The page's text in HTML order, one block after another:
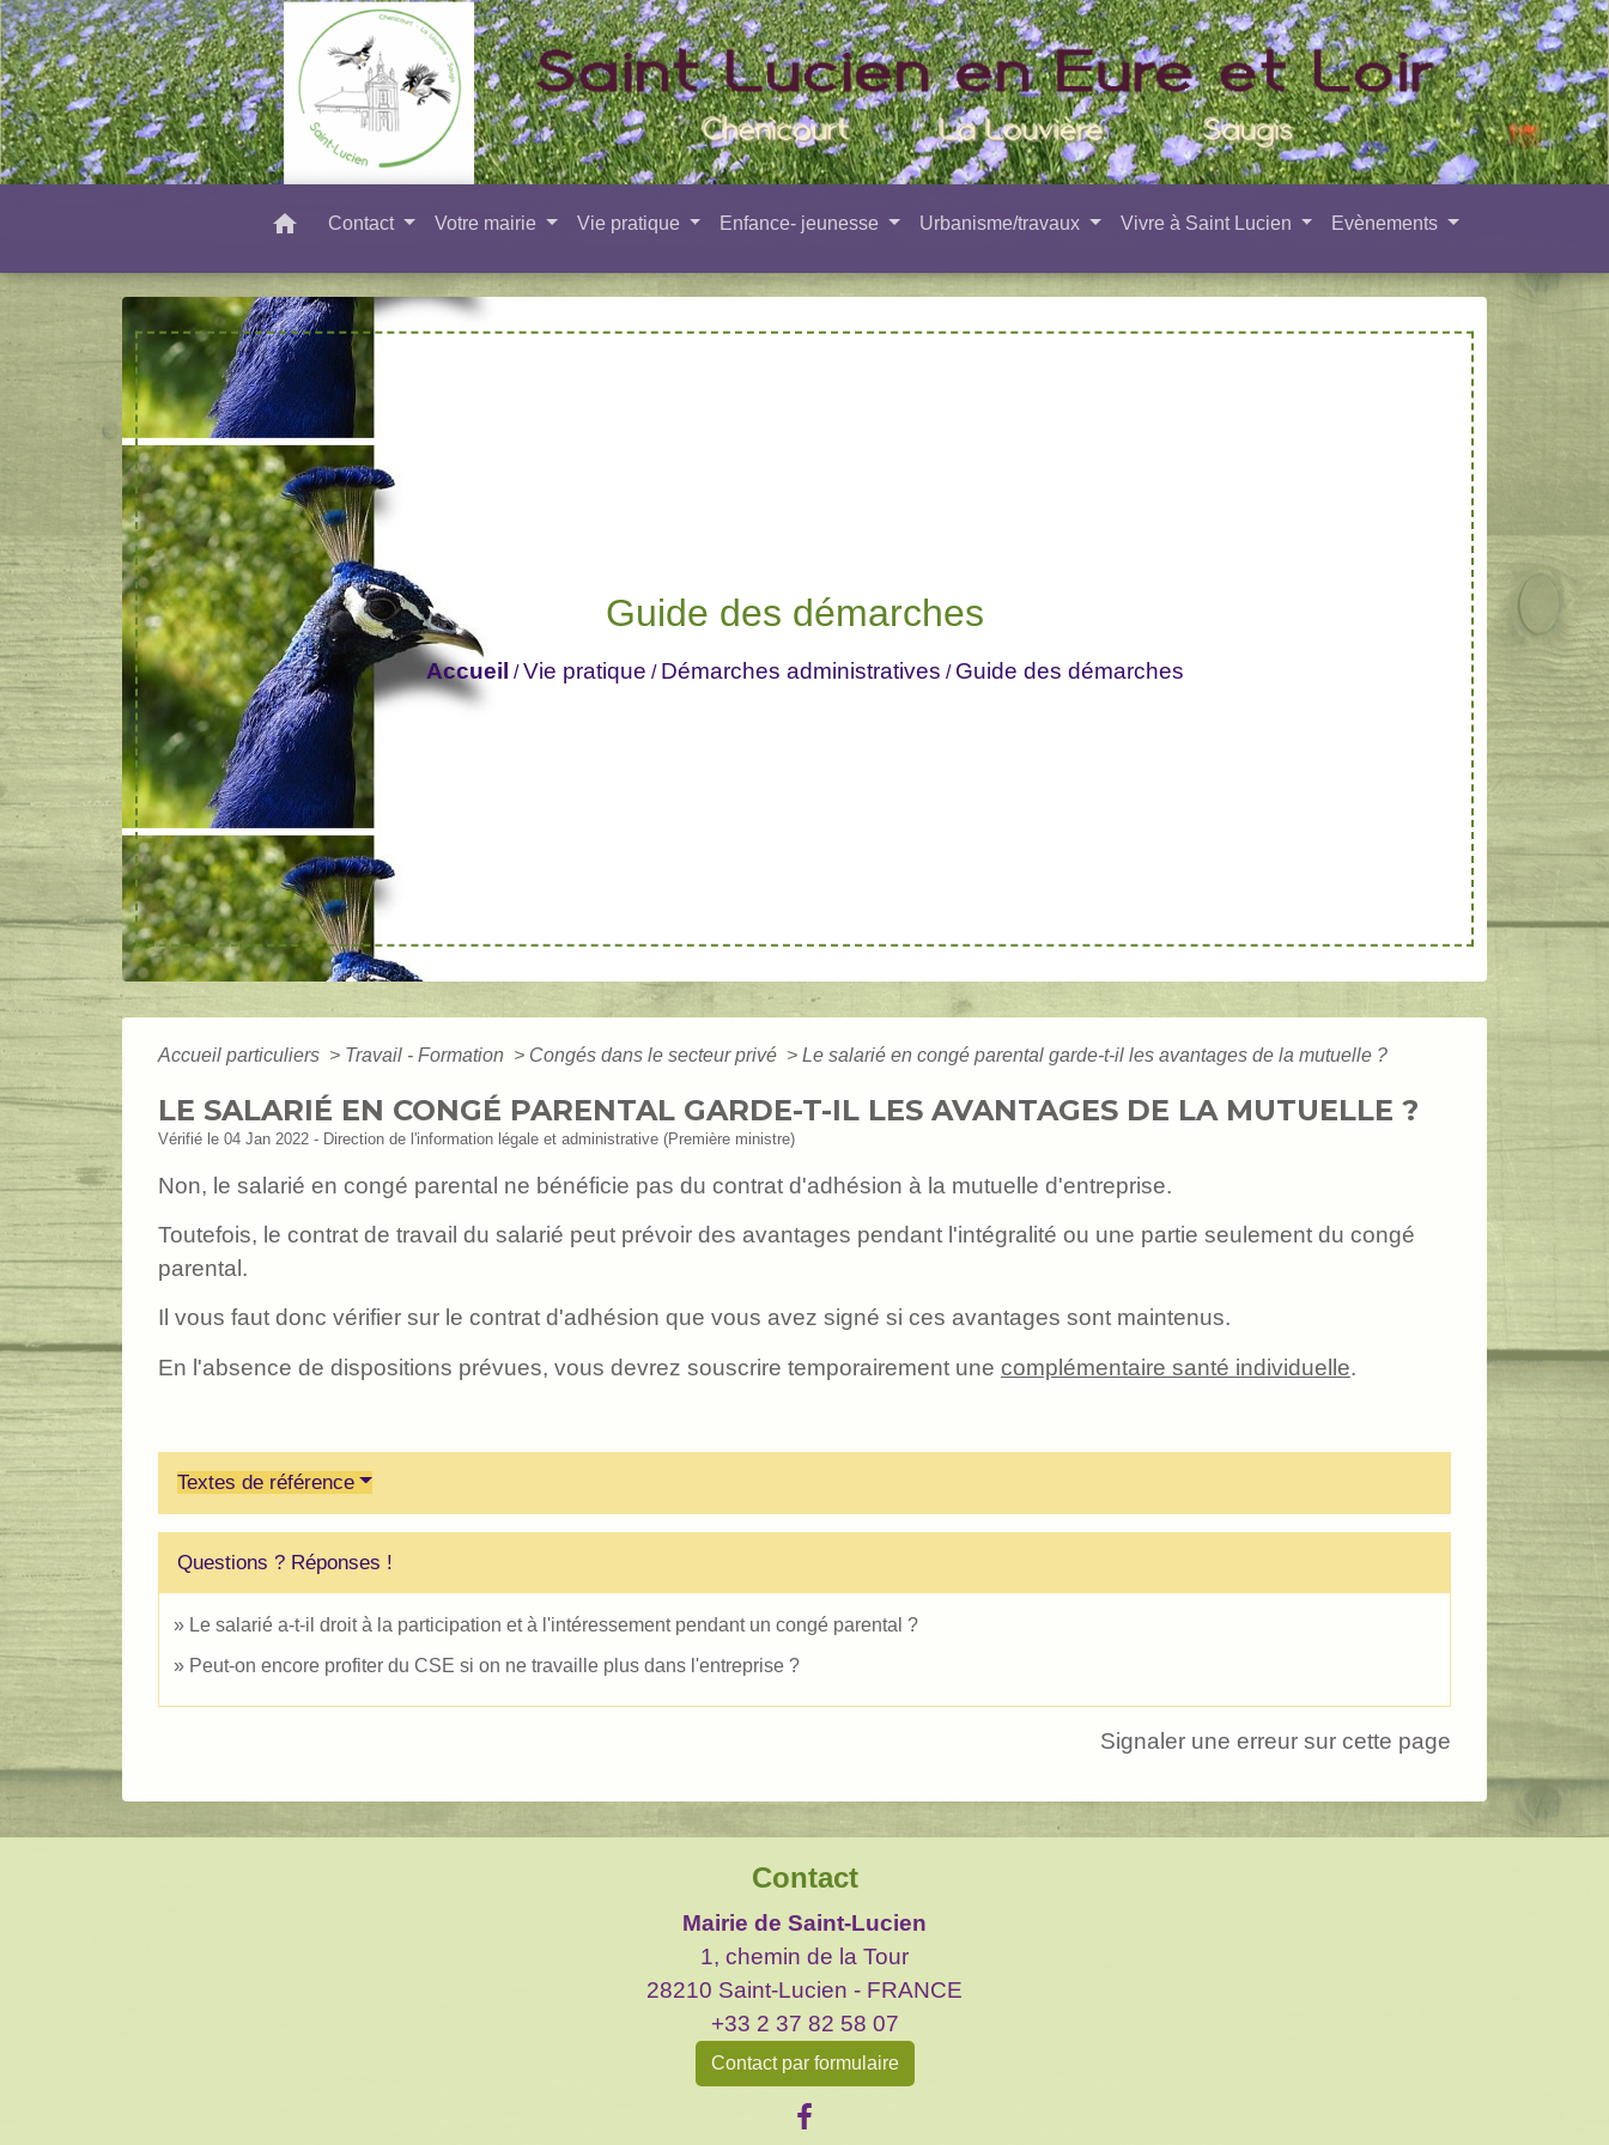
home Contact Votre mairie Vie pratique Enfance- jeunesse Urbanisme/travaux Vivre à Saint Lucien Evènements
Guide des démarches
Accueil /Vie pratique / Démarches administratives / Guide des démarches
Accueil particuliers > Travail - Formation > Congés dans le secteur privé > Le salarié en congé parental garde-t-il les avantages de la mutuelle ?
LE SALARIÉ EN CONGÉ PARENTAL GARDE-T-IL LES AVANTAGES DE LA MUTUELLE ?
Vérifié le 04 Jan 2022 - Direction de l'information légale et administrative (Première ministre)
Non, le salarié en congé parental ne bénéficie pas du contrat d'adhésion à la mutuelle d'entreprise.
Toutefois, le contrat de travail du salarié peut prévoir des avantages pendant l'intégralité ou une partie seulement du congé
parental.
Il vous faut donc vérifier sur le contrat d'adhésion que vous avez signé si ces avantages sont maintenus.
En l'absence de dispositions prévues, vous devrez souscrire temporairement une complémentaire santé individuelle.
Textes de référence
Questions ? Réponses !
Le salarié a-t-il droit à la participation et à l'intéressement pendant un congé parental ?
Peut-on encore profiter du CSE si on ne travaille plus dans l'entreprise ?
Signaler une erreur sur cette page
Contact
Mairie de Saint-Lucien
1, chemin de la Tour
28210 Saint-Lucien - FRANCE
+33 2 37 82 58 07
Contact par formulaire